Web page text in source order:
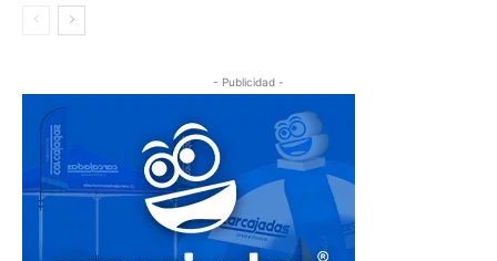
- Publicidad -